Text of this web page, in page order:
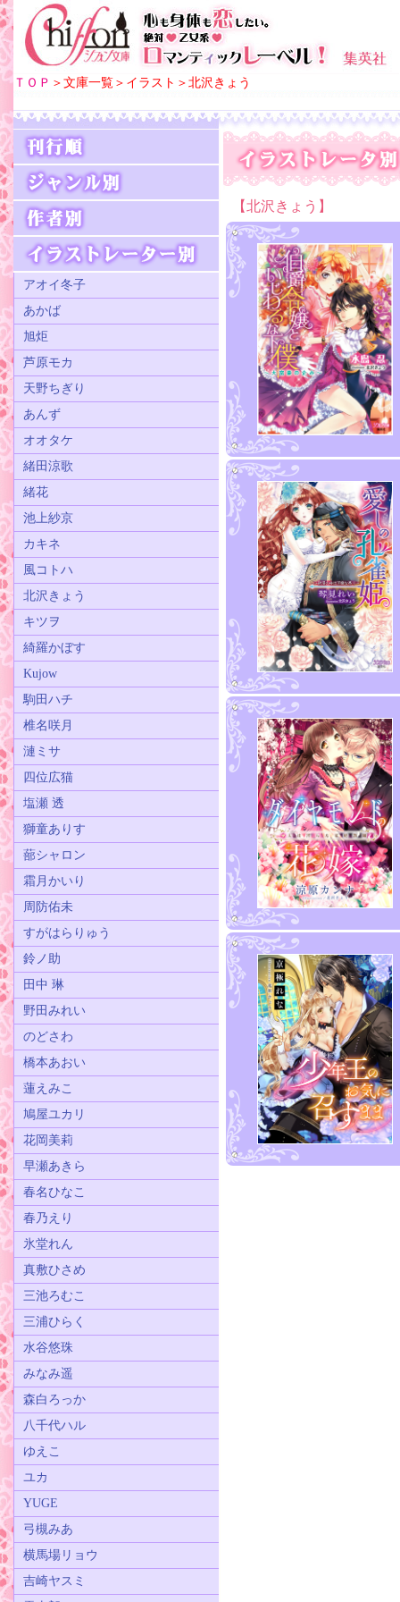
ＴＯＰ ＞文庫一覧＞イラスト＞北沢きょう
アオイ冬子
あかば
旭炬
芦原モカ
天野ちぎり
あんず
オオタケ
緒田涼歌
緒花
池上紗京
カキネ
風コトハ
北沢きょう
キツヲ
綺羅かぼす
Kujow
駒田ハチ
椎名咲月
漣ミサ
四位広猫
塩瀬 透
獅童ありす
蔀シャロン
霜月かいり
周防佑未
すがはらりゅう
鈴ノ助
田中 琳
野田みれい
のどさわ
橋本あおい
蓮えみこ
鳩屋ユカリ
花岡美莉
早瀬あきら
春名ひなこ
春乃えり
氷堂れん
真敷ひさめ
三池ろむこ
三浦ひらく
水谷悠珠
みなみ遥
森白ろっか
八千代ハル
ゆえこ
ユカ
YUGE
弓槻みあ
横馬場リョウ
吉崎ヤスミ
【北沢きょう】